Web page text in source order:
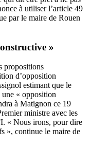
à utiliser l’article 49
par le maire de Rouen
»
propositions
d’opposition
estimant que le
une « opposition
à Matignon ce 19
ministre avec les
« Nous irons, pour dire
», continue le maire de